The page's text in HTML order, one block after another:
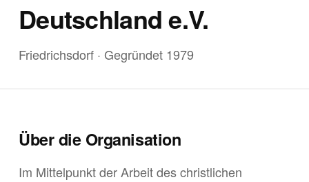
Deutschland e.V.
Friedrichsdorf · Gegründet 1979
Über die Organisation
Im Mittelpunkt der Arbeit des christlichen